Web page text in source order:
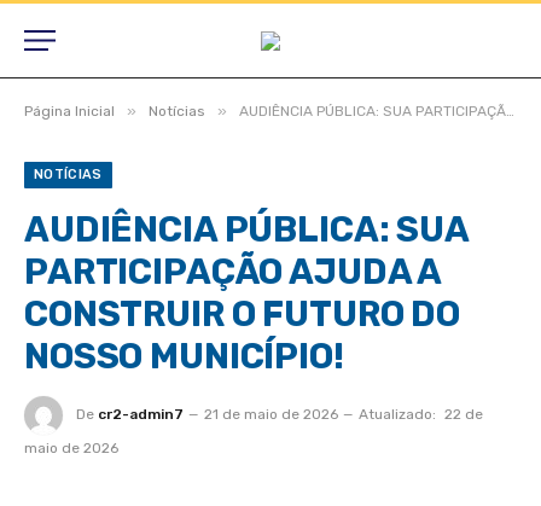
Página Inicial » Notícias » AUDIÊNCIA PÚBLICA: SUA PARTICIPAÇÃO AJUDA A CONSTRUIR O FUTURO DO NOSSO MUNICÍPIO!
NOTÍCIAS
AUDIÊNCIA PÚBLICA: SUA
PARTICIPAÇÃO AJUDA A
CONSTRUIR O FUTURO DO
NOSSO MUNICÍPIO!
De cr2-admin7 21 de maio de 2026 Atualizado: 22 de
maio de 2026